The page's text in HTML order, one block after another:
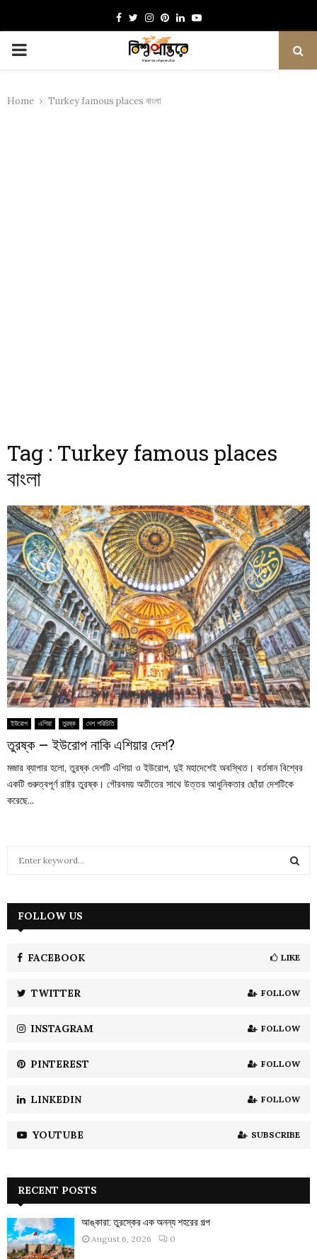
Facebook
TwitterInstagram
Pinterest
LinkedinYoutube
PRIMARY
Home Turkey famous places বাংলা
Tag : Turkey famous places
বাংলা
ইউরোপ এশিয়া তুরষ্ক দেশ পরিচিতি
তুরষ্ক – ইউরোপ নাকি এশিয়ার দেশ?
মজার ব্যাপার হলো, তুরষ্ক দেশটি এশিয়া ও ইউরোপ, দুই মহাদেশেই অবস্থিত। বর্তমান বিশ্বের
একটি গুরুত্বপূর্ণ রাষ্ট্র তুরষ্ক। গৌরবময় অতীতের সাথে উত্তর আধুনিকতার ছোঁয়া দেশটিকে
করেছে...
h
H
FOLLOW US
FACEBOOK LIKE
TWITTER FOLLOW
INSTAGRAM FOLLOW
PINTEREST FOLLOW
LINKEDIN FOLLOW
YOUTUBE SUBSCRIBE
RECENT POSTS
আঙ্কারা: তুরস্কের এক অনন্য শহরের গল্প
August 6, 2026 0